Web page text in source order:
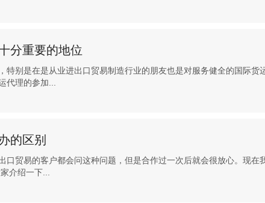
分重要的地位
特别是在是从业进出口贸易制造行业的朋友也是对服务健全的国际货
代理的参加...
的区别
口贸易的客户都会问这种问题，但是合作过一次后就会很放心。现在
介绍一下...